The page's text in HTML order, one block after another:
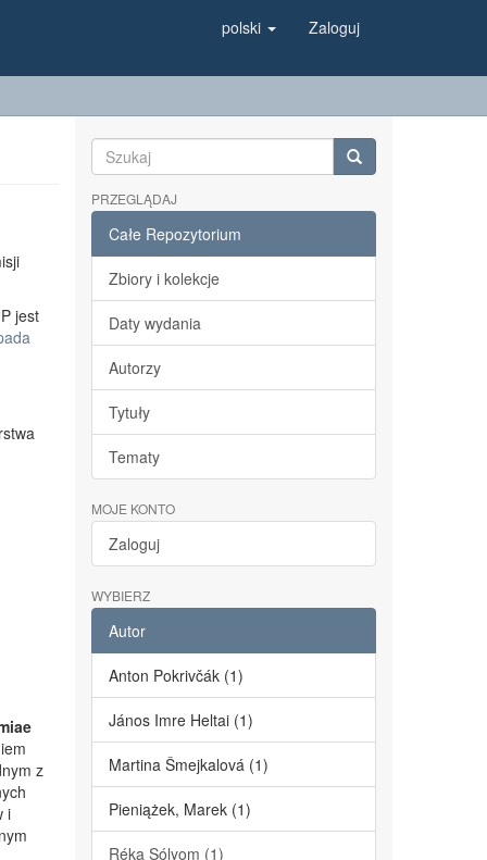
polski Zaloguj
jest
z
i
PRZEGLĄDAJ
Całe Repozytorium
Zbiory i kolekcje
Daty wydania
Autorzy
Tytuły
Tematy
MOJE KONTO
Zaloguj
WYBIERZ
Autor
Anton Pokrivčák (1)
János Imre Heltai (1)
Martina Šmejkalová (1)
Pieniążek, Marek (1)
Réka Sólyom (1)